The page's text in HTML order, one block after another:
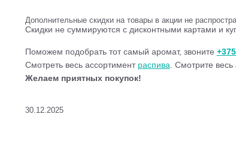
Дополнительные скидки на товары в акции не
Скидки не суммируются с дисконтными картами и
Поможем подобрать тот самый аромат, звоните
Смотреть весь ассортимент распива. Смотрите
Желаем приятных покупок!
30.12.2025